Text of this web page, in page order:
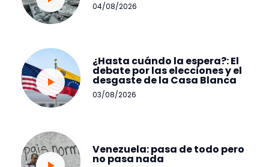
04/08/2026
¿Hasta cuándo la espera?: El
debate por las elecciones y el
desgaste de la Casa Blanca
03/08/2026
Venezuela: pasa de todo pero
no pasa nada